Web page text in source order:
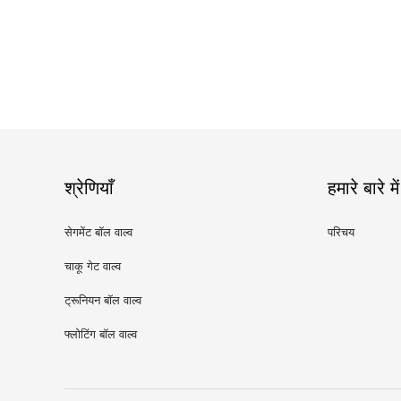
श्रेणियाँ
सेगमेंट बॉल वाल्व
चाकू गेट वाल्व
ट्रूनियन बॉल वाल्व
फ्लोटिंग बॉल वाल्व
हमारे बारे में
परिचय